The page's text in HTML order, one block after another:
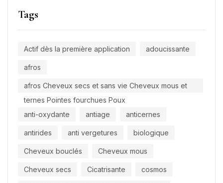
Tags
Actif dès la première application adoucissante
afros
afros Cheveux secs et sans vie Cheveux mous et
ternes Pointes fourchues Poux
anti-oxydante
antiage anticernes
antirides anti vergetures biologique
Cheveux bouclés Cheveux mous
Cheveux secs Cicatrisante cosmos